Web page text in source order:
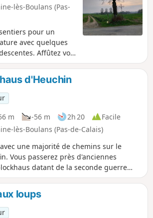
lès-Boulans (Pas-
pour un
avec quelques
Affûtez vos
de vue, des
quelques
Du moins, ceux que
pas
libérés (il y a
deux chevreuils pris
à renards, mais
peut s'y faire
!). Parcours
2025 : tous les
d'Heuchin
m -56 m 2h 20
Facile
lès-Boulans (Pas-de-Calais)
une majorité de chemins sur le
Vous passerez près d'anciennes
datant de la seconde guerre
conçu et balisé par le comité
de-Calais de la FFR.
loups